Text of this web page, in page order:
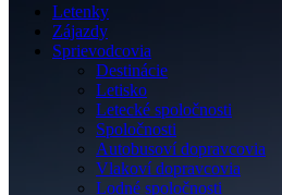
Letenky
Zájazdy
Sprievodcovia
Destinácie
Letisko
Letecké spoločnosti
Spoločnosti
Autobusoví dopravcovia
Vlakoví dopravcovia
Lodné spoločnosti